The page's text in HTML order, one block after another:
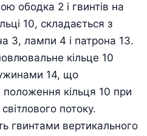
ободка 2 і гвинтів на
10, складається з
З, лампи 4 і патрона 13.
кільце 10
14, що
кільця 10 при
потоку.
гвинтами вертикального